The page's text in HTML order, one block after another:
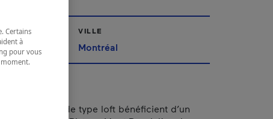
VILLE
Montréal
appartements de type loft bénéficient d’un
Certains
à
pour vous